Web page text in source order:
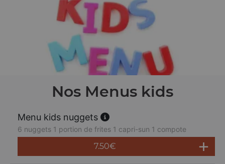
Nos Menus kids
Menu kids nuggets
6 nuggets 1 portion de frites 1 capri-sun 1 compote
7.50€